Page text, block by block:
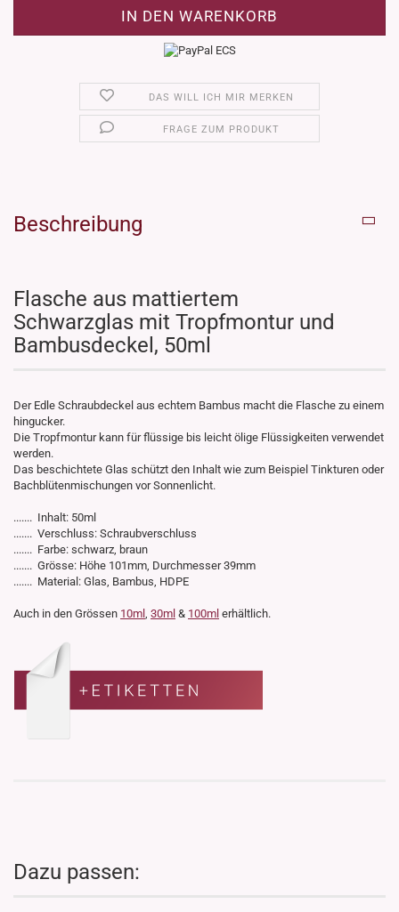
DAS WILL ICH MIR MERKEN
FRAGE ZUM PRODUKT
Beschreibung
Flasche aus mattiertem
Schwarzglas mit Tropfmontur und
Bambusdeckel, 50ml
Der Edle Schraubdeckel aus echtem Bambus macht die Flasche zu einem
hingucker.
Die Tropfmontur kann für flüssige bis leicht ölige Flüssigkeiten verwendet
werden.
Das beschichtete Glas schützt den Inhalt wie zum Beispiel Tinkturen oder
Bachblütenmischungen vor Sonnenlicht.
....... Inhalt: 50ml
....... Verschluss: Schraubverschluss
....... Farbe: schwarz, braun
....... Grösse: Höhe 101mm, Durchmesser 39mm
....... Material: Glas, Bambus, HDPE
Auch in den Grössen 10ml , 30ml & 100ml erhältlich.
Dazu passen: